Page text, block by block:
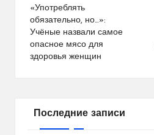
по
записям
«Употреблять
обязательно, но…»:
Учёные назвали самое
опасное мясо для
здоровья женщин
Последние записи